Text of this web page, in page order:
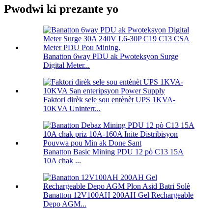
Pwodwi ki prezante yo
Banatton 6way PDU ak Pwoteksyon Surge
Digital Meter...
Faktori dirèk sele sou entènèt UPS 1KVA-
10KVA Uninterr...
Banatton Basic Mining PDU 12 pò C13 15A
10A chak ...
Banatton 12V100AH ​​200AH Gel Rechargeable
Depo AGM...